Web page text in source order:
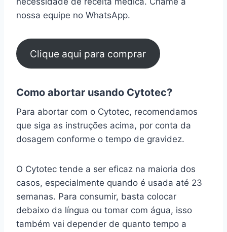
nossa equipe no WhatsApp.
Clique aqui para comprar
Como abortar usando Cytotec?
Para abortar com o Cytotec, recomendamos
que siga as instruções acima, por conta da
dosagem conforme o tempo de gravidez.
O Cytotec tende a ser eficaz na maioria dos
casos, especialmente quando é usada até 23
semanas. Para consumir, basta colocar
debaixo da língua ou tomar com água, isso
também vai depender de quanto tempo a